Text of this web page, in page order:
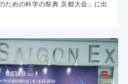
ための科学の祭典 京都大会」に出